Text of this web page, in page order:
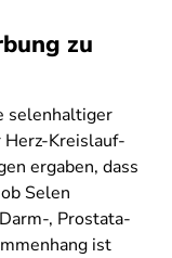
zu
selenhaltiger
Kreislauf-
ergaben, dass
Selen
, Prostata-
ist